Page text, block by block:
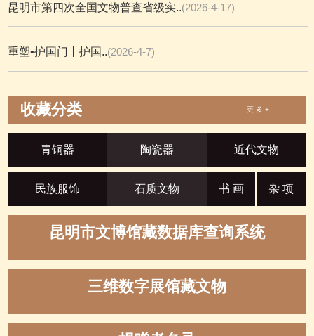
昆明市第四次全国文物普查省级实..(2026-4-17)
重塑•护国门丨护国..(2026-4-7)
收藏分类 更 多 +
青铜器 陶瓷器 近代文物
民族服饰 石质文物 书 画 杂 项
昆明市文博馆藏数据库查询系统
三维数字展馆藏文物